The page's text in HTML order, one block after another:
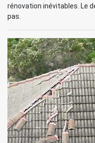
rénovation inévitables. Le
pas.